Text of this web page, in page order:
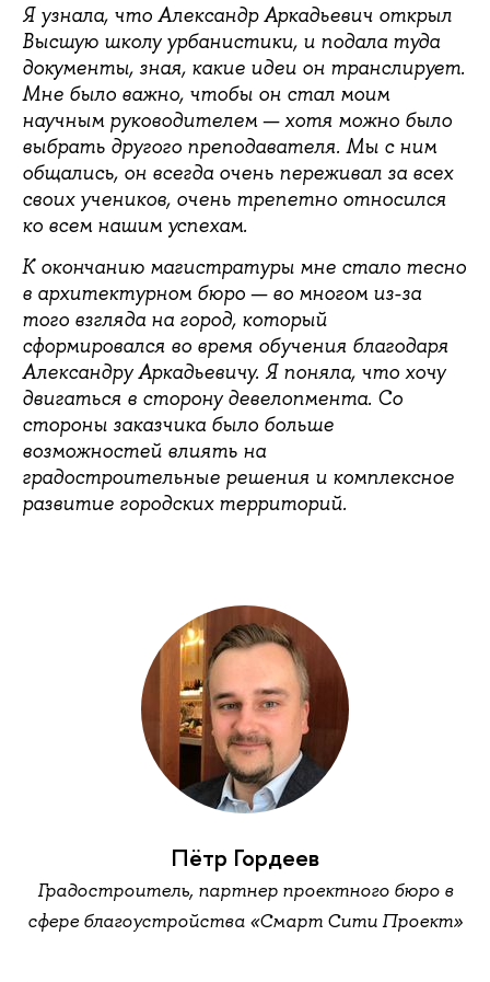
Я узнала, что Александр Аркадьевич открыл
Высшую школу урбанистики, и подала туда
документы, зная, какие идеи он транслирует.
Мне было важно, чтобы он стал моим
научным руководителем — хотя можно было
выбрать другого преподавателя. Мы с ним
общались, он всегда очень переживал за всех
своих учеников, очень трепетно относился
ко всем нашим успехам.
К окончанию магистратуры мне стало тесно
в архитектурном бюро — во многом из-за
того взгляда на город, который
сформировался во время обучения благодаря
Александру Аркадьевичу. Я поняла, что хочу
двигаться в сторону девелопмента. Со
стороны заказчика было больше
возможностей влиять на
градостроительные решения и комплексное
развитие городских территорий.
Пётр Гордеев
Градостроитель, партнер проектного бюро в
сфере благоустройства «Смарт Сити Проект»